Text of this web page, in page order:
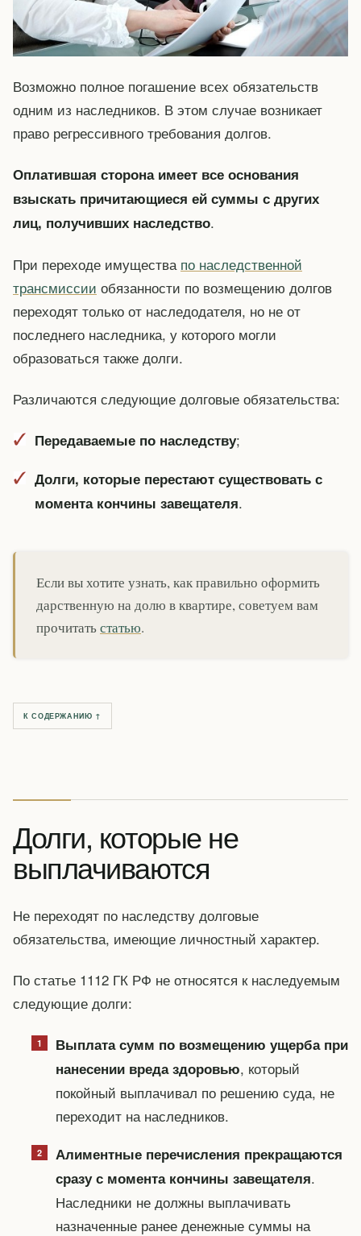
Возможно полное погашение всех обязательств
одним из наследников. В этом случае возникает
право регрессивного требования долгов.
Оплатившая сторона имеет все основания
взыскать причитающиеся ей суммы с других
лиц, получивших наследство.
При переходе имущества по наследственной
трансмиссии обязанности по возмещению долгов
переходят только от наследодателя, но не от
последнего наследника, у которого могли
образоваться также долги.
Различаются следующие долговые обязательства:
Передаваемые по наследству;
Долги, которые перестают существовать с
момента кончины завещателя.
Если вы хотите узнать, как правильно оформить
дарственную на долю в квартире, советуем вам
прочитатьстатью.
К СОДЕРЖАНИЮ ↑
Долги, которые не
выплачиваются
Не переходят по наследству долговые
обязательства, имеющие личностный характер.
По статье 1112 ГК РФ не относятся к наследуемым
следующие долги:
Выплата сумм по возмещению ущерба при
нанесении вреда здоровью, который
покойный выплачивал по решению суда, не
переходит на наследников.
Алиментные перечисления прекращаются
сразу с момента кончины завещателя.
Наследники не должны выплачивать
назначенные ранее денежные суммы на